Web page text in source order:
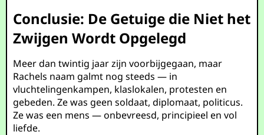
Conclusie: De Getuige die Niet het
Zwijgen Wordt Opgelegd
Meer dan twintig jaar zijn voorbijgegaan, maar
Rachels naam galmt nog steeds — in
vluchtelingenkampen, klaslokalen, protesten en
gebeden. Ze was geen soldaat, diplomaat, politicus.
Ze was een mens — onbevreesd, principieel en vol
liefde.